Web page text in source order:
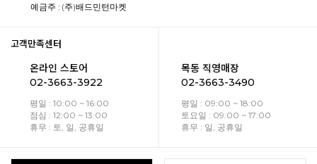
예금주 : (주)배드민턴마켓
고객만족센터
온라인 스토어
02-3663-3922
평일 : 10:00 ~ 16:00
점심 : 12:00 ~ 13:00
휴무 : 토, 일, 공휴일
목동 직영매장
02-3663-3490
평일 : 09:00 ~ 18:00
토요일 : 09:00 ~ 17:00
휴무 : 일, 공휴일